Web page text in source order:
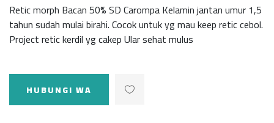
Retic morph Bacan 50% SD Carompa Kelamin jantan umur 1,5
tahun sudah mulai birahi. Cocok untuk yg mau keep retic cebol.
Project retic kerdil yg cakep Ular sehat mulus
HUBUNGI WA